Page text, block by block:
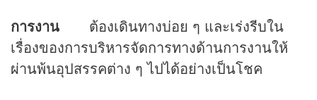
การงาน ต้องเดินทางบ่อย ๆ และเร่งรีบใน
เรื่องของการบริหารจัดการทางด้านการงานให้
ผ่านพ้นอุปสรรคต่าง ๆ ไปได้อย่างเป็นโชค